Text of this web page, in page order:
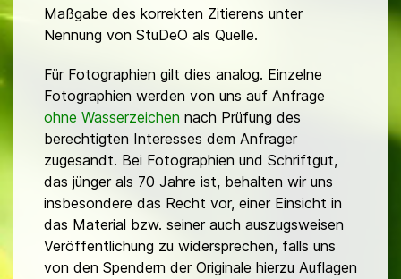
Maßgabe des korrekten Zitierens unter
Nennung von StuDeO als Quelle.
Für Fotographien gilt dies analog. Einzelne
Fotographien werden von uns auf Anfrage
ohne Wasserzeichen nach Prüfung des
berechtigten Interesses dem Anfrager
zugesandt. Bei Fotographien und Schriftgut,
das jünger als 70 Jahre ist, behalten wir uns
insbesondere das Recht vor, einer Einsicht in
das Material bzw. seiner auch auszugsweisen
Veröffentlichung zu widersprechen, falls uns
von den Spendern der Originale hierzu Auflagen